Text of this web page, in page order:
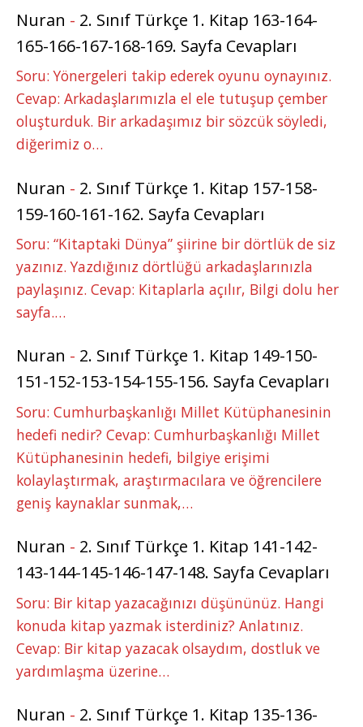
Nuran - 2. Sınıf Türkçe 1. Kitap 163-164-
165-166-167-168-169. Sayfa Cevapları
Soru: Yönergeleri takip ederek oyunu oynayınız.
Cevap: Arkadaşlarımızla el ele tutuşup çember
oluşturduk. Bir arkadaşımız bir sözcük söyledi,
diğerimiz o…
Nuran - 2. Sınıf Türkçe 1. Kitap 157-158-
159-160-161-162. Sayfa Cevapları
Soru: “Kitaptaki Dünya” şiirine bir dörtlük de siz
yazınız. Yazdığınız dörtlüğü arkadaşlarınızla
paylaşınız. Cevap: Kitaplarla açılır, Bilgi dolu her
sayfa.…
Nuran - 2. Sınıf Türkçe 1. Kitap 149-150-
151-152-153-154-155-156. Sayfa Cevapları
Soru: Cumhurbaşkanlığı Millet Kütüphanesinin
hedefi nedir? Cevap: Cumhurbaşkanlığı Millet
Kütüphanesinin hedefi, bilgiye erişimi
kolaylaştırmak, araştırmacılara ve öğrencilere
geniş kaynaklar sunmak,…
Nuran - 2. Sınıf Türkçe 1. Kitap 141-142-
143-144-145-146-147-148. Sayfa Cevapları
Soru: Bir kitap yazacağınızı düşününüz. Hangi
konuda kitap yazmak isterdiniz? Anlatınız.
Cevap: Bir kitap yazacak olsaydım, dostluk ve
yardımlaşma üzerine…
Nuran - 2. Sınıf Türkçe 1. Kitap 135-136-